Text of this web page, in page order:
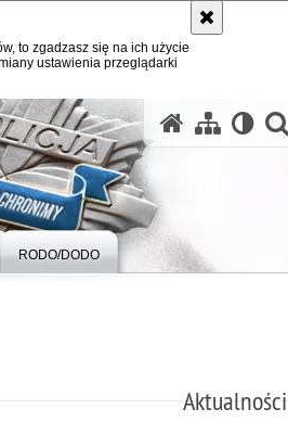
to zgadzasz się na ich użycie
ustawienia przeglądarki
RODO/DODO
Aktualności